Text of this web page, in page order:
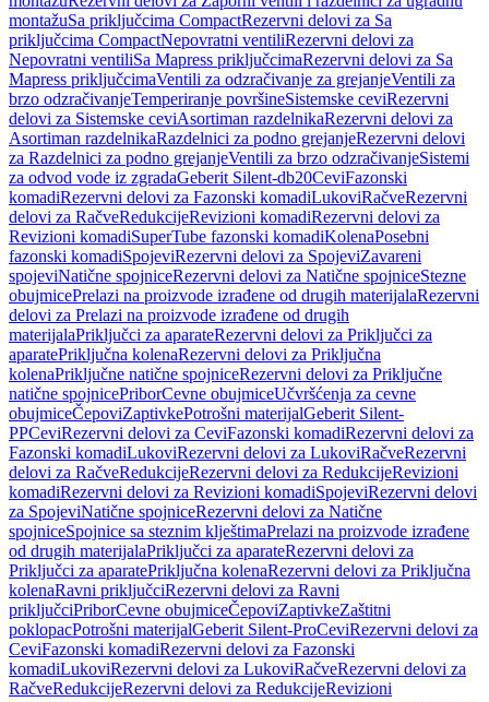
montažuSa priključcima CompactRezervni delovi za Sa
priključcima CompactNepovratni ventiliRezervni delovi za
Nepovratni ventiliSa Mapress priključcimaRezervni delovi za Sa
Mapress priključcimaVentili za odzračivanje za grejanjeVentili za
brzo odzračivanjeTemperiranje površineSistemske ceviRezervni
delovi za Sistemske ceviAsortiman razdelnikaRezervni delovi za
Asortiman razdelnikaRazdelnici za podno grejanjeRezervni delovi
za Razdelnici za podno grejanjeVentili za brzo odzračivanjeSistemi
za odvod vode iz zgradaGeberit Silent-db20CeviFazonski
komadiRezervni delovi za Fazonski komadiLukoviRačveRezervni
delovi za RačveRedukcijeRevizioni komadiRezervni delovi za
Revizioni komadiSuperTube fazonski komadiKolenaPosebni
fazonski komadiSpojeviRezervni delovi za SpojeviZavareni
spojeviNatične spojniceRezervni delovi za Natične spojniceStezne
obujmicePrelazi na proizvode izrađene od drugih materijalaRezervni
delovi za Prelazi na proizvode izrađene od drugih
materijalaPriključci za aparateRezervni delovi za Priključci za
aparatePriključna kolenaRezervni delovi za Priključna
kolenaPriključne natične spojniceRezervni delovi za Priključne
natične spojnicePriborCevne obujmiceUčvršćenja za cevne
obujmiceČepoviZaptivkePotrošni materijalGeberit Silent-
PPCeviRezervni delovi za CeviFazonski komadiRezervni delovi za
Fazonski komadiLukoviRezervni delovi za LukoviRačveRezervni
delovi za RačveRedukcijeRezervni delovi za RedukcijeRevizioni
komadiRezervni delovi za Revizioni komadiSpojeviRezervni delovi
za SpojeviNatične spojniceRezervni delovi za Natične
spojniceSpojnice sa steznim klještimaPrelazi na proizvode izrađene
od drugih materijalaPriključci za aparateRezervni delovi za
Priključci za aparatePriključna kolenaRezervni delovi za Priključna
kolenaRavni priključciRezervni delovi za Ravni
priključciPriborCevne obujmiceČepoviZaptivkeZaštitni
poklopacPotrošni materijalGeberit Silent-ProCeviRezervni delovi za
CeviFazonski komadiRezervni delovi za Fazonski
komadiLukoviRezervni delovi za LukoviRačveRezervni delovi za
RačveRedukcijeRezervni delovi za RedukcijeRevizioni